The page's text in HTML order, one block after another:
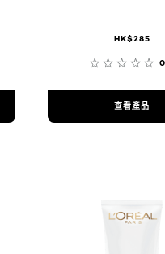
HK$285
查看產品